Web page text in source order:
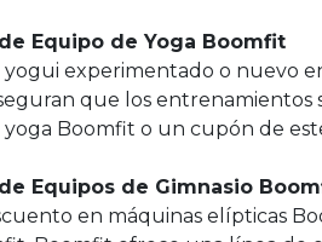
Equipo de Yoga Boomfit
yogui experimentado o nuevo
que los entrenamientos
Boomfit o un cupón de
Equipos de Gimnasio
en máquinas elípticas